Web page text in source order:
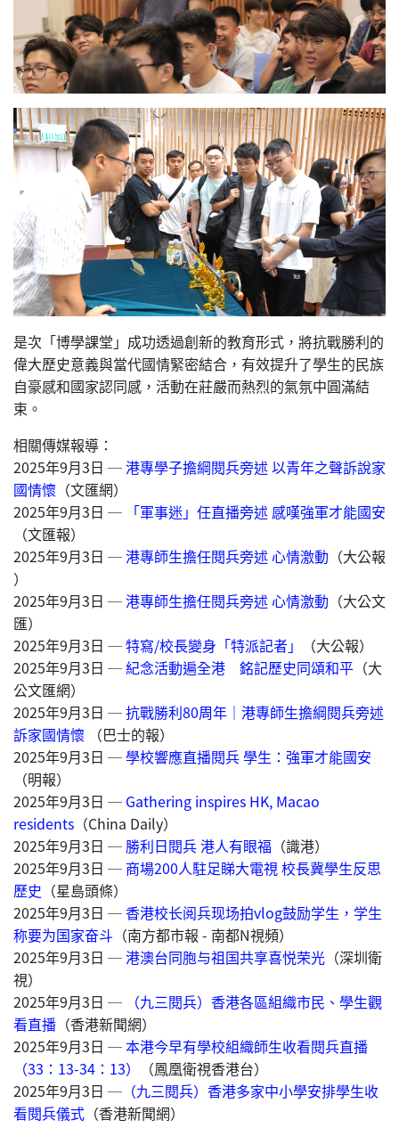
是次「博學課堂」成功透過創新的教育形式，將抗戰勝利的
偉大歷史意義與當代國情緊密結合，有效提升了學生的民族
自豪感和國家認同感，活動在莊嚴而熱烈的氣氛中圓滿結
束。
相關傳媒報導：
2025年9月3日 ─港專學子擔綱閱兵旁述 以青年之聲訴說家
國情懷 （文匯網）
2025年9月3日 ─ 「軍事迷」任直播旁述 感嘆強軍才能國安
（文匯報）
2025年9月3日 ─港專師生擔任閱兵旁述 心情激動 （大公報
）
2025年9月3日 ─港專師生擔任閱兵旁述 心情激動 （大公文
匯）
2025年9月3日 ─特寫/校長變身「特派記者」
（大公報）
2025年9月3日 ─紀念活動遍全港 銘記歷史同頌和平 （大
公文匯網）
2025年9月3日 ─抗戰勝利80周年｜港專師生擔綱閱兵旁述
訴家國情懷
（巴士的報）
2025年9月3日 ─學校響應直播閱兵 學生：強軍才能國安
（明報）
2025年9月3日 ─ Gathering inspires HK, Macao
residents （China Daily）
2025年9月3日 ─ 勝利日閱兵 港人有眼福 （識港）
2025年9月3日 ─ 商場200人駐足睇大電視 校長冀學生反思
歷史 （星島頭條）
2025年9月3日 ─香港校长阅兵现场拍vlog鼓励学生，学生
称要为国家奋斗 （南方都市報 - 南都N視頻）
2025年9月3日 ─港澳台同胞与祖国共享喜悦荣光 （深圳衛
視）
2025年9月3日 ─
（九三閱兵）香港各區組織市民、學生觀
看直播 （香港新聞網）
2025年9月3日 ─本港今早有學校組織師生收看閱兵直播
（33：13-34：13）
（鳳凰衛視香港台）
2025年9月3日 ─ （九三閱兵）香港多家中小學安排學生收
看閱兵儀式 （香港新聞網）